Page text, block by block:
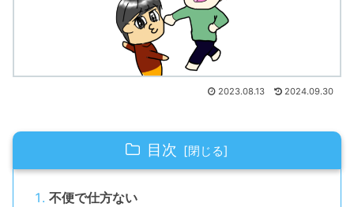
2023.08.13 2024.09.30
目次
不便で仕方ない